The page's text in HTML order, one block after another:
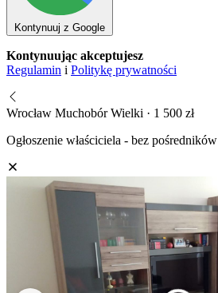
Kontynuuj z Google
Kontynuując akceptujesz
Regulamin i Politykę prywatności
Wrocław Muchobór Wielki · 1 500 zł
Ogłoszenie właściciela - bez pośredników